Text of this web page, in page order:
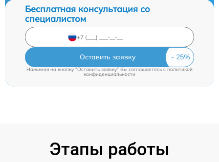
Бесплатная консультация со
специалистом
Оставить заявку
Нажимая на кнопку "Оставить заявку" Вы соглашаетесь cполитикой
конфиденциальности
Этапы работы